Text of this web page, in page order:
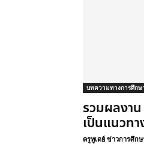
บทความทางการศึกษ
รวมผลงา
เป็นแนวทา
ครูทูเดย์ ข่าวการศึกษ